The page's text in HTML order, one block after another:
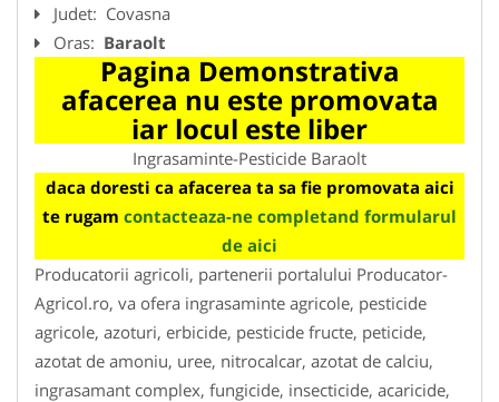
Judet: Covasna
Oras: Baraolt
Pagina Demonstrativa
afacerea nu este promovata
iar locul este liber
Ingrasaminte-Pesticide Baraolt
daca doresti ca afacerea ta sa fie promovata aici
te rugam contacteaza-ne completand formularul
de aici
Producatorii agricoli, partenerii portalului Producator-
Agricol.ro, va ofera ingrasaminte agricole, pesticide
agricole, azoturi, erbicide, pesticide fructe, peticide,
azotat de amoniu, uree, nitrocalcar, azotat de calciu,
ingrasamant complex, fungicide, insecticide, acaricide,